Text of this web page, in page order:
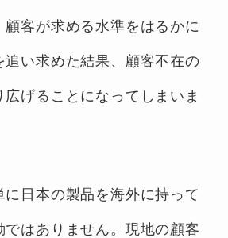
顧客が求める水準をはるかに
追い求めた結果、顧客不在の
げることになってしまいま
日本の製品を海外に持って
ではありません。現地の顧客